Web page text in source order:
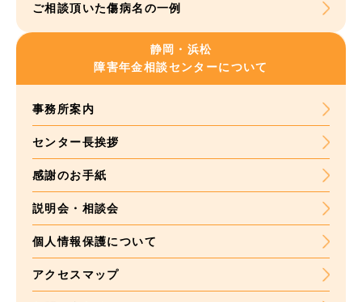
ご相談頂いた傷病名の一例
静岡・浜松
障害年金相談センターについて
事務所案内
センター長挨拶
感謝のお手紙
説明会・相談会
個人情報保護について
アクセスマップ